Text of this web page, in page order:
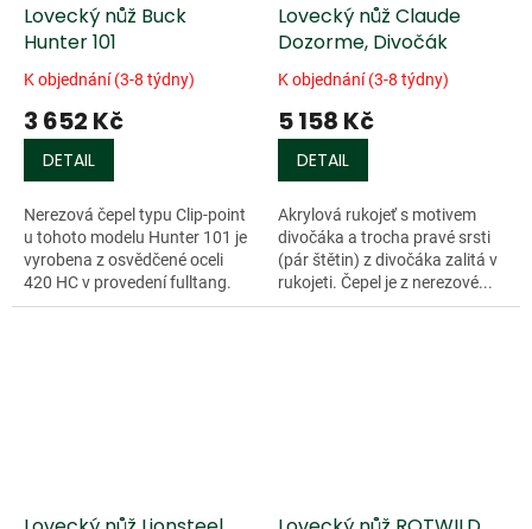
Lovecký nůž Buck
Hunter 101
K objednání (3-8 týdny)
3 652 Kč
DETAIL
Nerezová čepel typu Clip-point
u tohoto modelu Hunter 101 je
vyrobena z osvědčené oceli
420 HC v provedení fulltang.
Rukojeť je vyrobena z...
Lovecký nůž Claude
Dozorme, Divočák
K objednání (3-8 týdny)
5 158 Kč
DETAIL
Akrylová rukojeť s motivem
divočáka a trocha pravé srsti
(pár štětin) z divočáka zalitá v
rukojeti. Čepel je z nerezové...